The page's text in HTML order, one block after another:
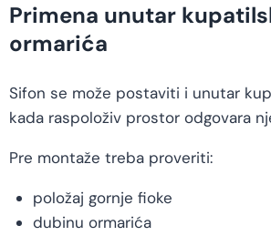
Primena unutar
ormarića
Sifon se može postaviti i unutar
kada raspoloživ prostor odgovara
Pre montaže treba proveriti:
položaj gornje fioke
dubinu ormarića